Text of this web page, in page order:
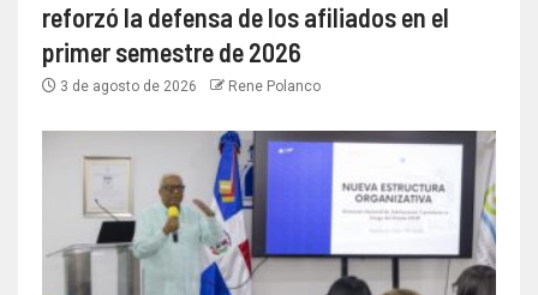
reforzó la defensa de los afiliados en el
primer semestre de 2026
3 de agosto de 2026 Rene Polanco